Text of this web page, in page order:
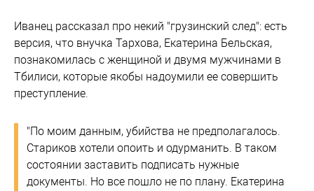
Иванец рассказал про некий "грузинский след": есть
версия, что внучка Тархова, Екатерина Бельская,
познакомилась с женщиной и двумя мужчинами в
Тбилиси, которые якобы надоумили ее совершить
преступление.
"По моим данным, убийства не предполагалось.
Стариков хотели опоить и одурманить. В таком
состоянии заставить подписать нужные
документы. Но все пошло не по плану. Екатерина